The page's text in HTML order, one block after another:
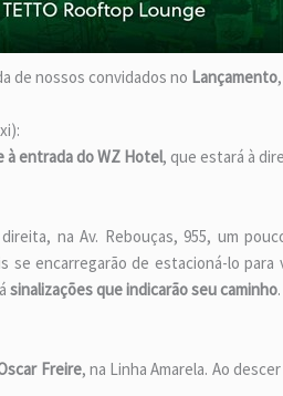
de nossos convidados no Lançamento
à entrada do WZ Hotel, que estará à
na Av. Rebouças, 955, um
se encarregarão de estacioná-lo
sinalizações que indicarão seu caminho.
Freire, na Linha Amarela. Ao